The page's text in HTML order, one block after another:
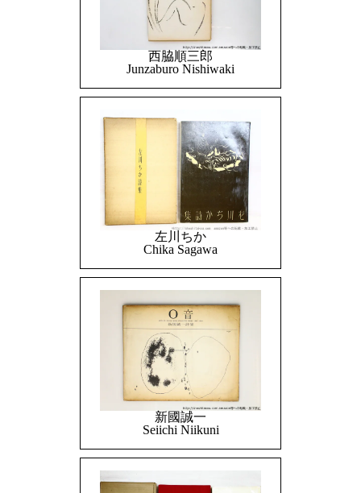
西脇順三郎
Junzaburo Nishiwaki
左川ちか
Chika Sagawa
新國誠一
Seiichi Niikuni